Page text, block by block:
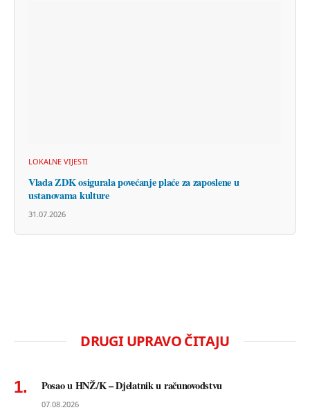
LOKALNE VIJESTI
Vlada ZDK osigurala povećanje plaće za zaposlene u
ustanovama kulture
31.07.2026
DRUGI UPRAVO ČITAJU
Posao u HNŽ/K – Djelatnik u računovodstvu
07.08.2026